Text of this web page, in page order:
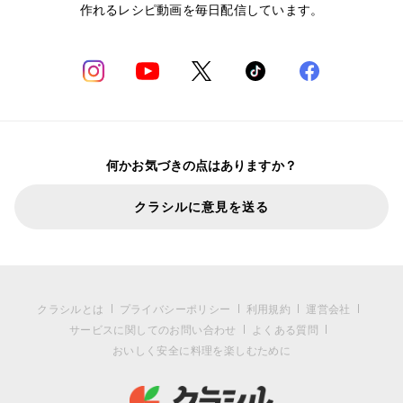
作れるレシピ動画を毎日配信しています。
何かお気づきの点はありますか？
クラシルに意見を送る
クラシルとは プライバシーポリシー 利用規約
運営会社
サービスに関してのお問い合わせ
よくある質問
おいしく安全に料理を楽しむために